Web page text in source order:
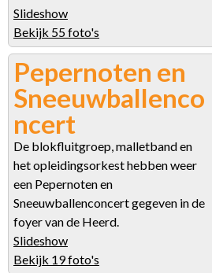
Slideshow
Bekijk 55 foto's
Pepernoten en
Sneeuwballenco
ncert
De blokfluitgroep, malletband en
het opleidingsorkest hebben weer
een Pepernoten en
Sneeuwballenconcert gegeven in de
foyer van de Heerd.
Slideshow
Bekijk 19 foto's